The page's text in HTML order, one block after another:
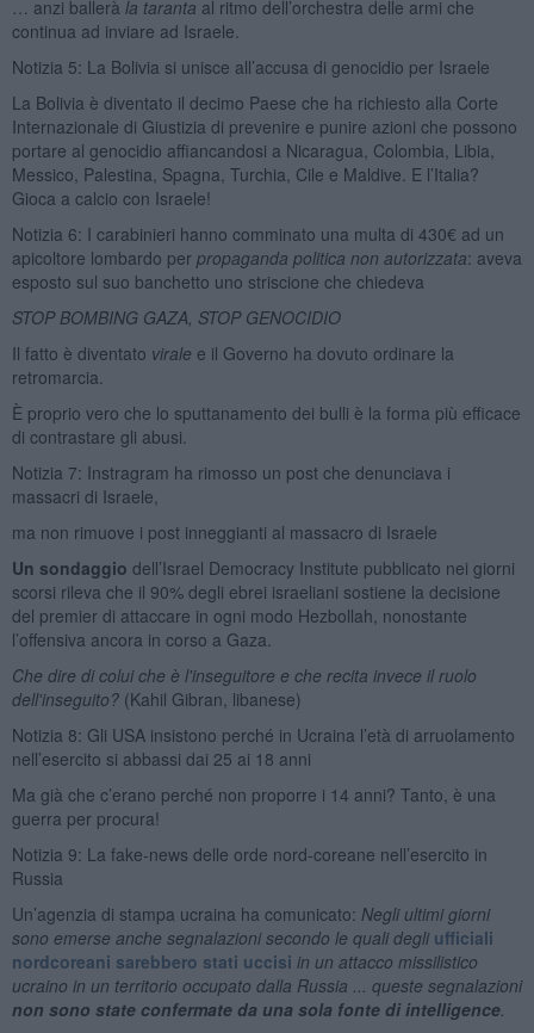
… anzi ballerà la taranta al ritmo dell’orchestra delle armi che
continua ad inviare ad Israele.
Notizia 5: La Bolivia si unisce all’accusa di genocidio per Israele
La Bolivia è diventato il decimo Paese che ha richiesto alla Corte
Internazionale di Giustizia di prevenire e punire azioni che possono
portare al genocidio affiancandosi a Nicaragua, Colombia, Libia,
Messico, Palestina, Spagna, Turchia, Cile e Maldive. E l’Italia?
Gioca a calcio con Israele!
Notizia 6: I carabinieri hanno comminato una multa di 430€ ad un
apicoltore lombardo per propaganda politica non autorizzata: aveva
esposto sul suo banchetto uno striscione che chiedeva
STOP BOMBING GAZA, STOP GENOCIDIO
Il fatto è diventato virale e il Governo ha dovuto ordinare la
retromarcia.
È proprio vero che lo sputtanamento dei bulli è la forma più efficace
di contrastare gli abusi.
Notizia 7: Instragram ha rimosso un post che denunciava i
massacri di Israele,
ma non rimuove i post inneggianti al massacro di Israele
Un sondaggio dell’Israel Democracy Institute pubblicato nei giorni
scorsi rileva che il 90% degli ebrei israeliani sostiene la decisione
del premier di attaccare in ogni modo Hezbollah, nonostante
l’offensiva ancora in corso a Gaza.
Che dire di colui che è l'inseguitore e che recita invece il ruolo
dell'inseguito? (Kahil Gibran, libanese)
Notizia 8: Gli USA insistono perché in Ucraina l’età di arruolamento
nell’esercito si abbassi dai 25 ai 18 anni
Ma già che c’erano perché non proporre i 14 anni? Tanto, è una
guerra per procura!
Notizia 9: La fake-news delle orde nord-coreane nell’esercito in
Russia
Un’agenzia di stampa ucraina ha comunicato: Negli ultimi giorni
sono emerse anche segnalazioni secondo le quali degli ufficiali
nordcoreani sarebbero stati uccisi in un attacco missilistico
ucraino in un territorio occupato dalla Russia ... queste segnalazioni
non sono state confermate da una sola fonte di intelligence.